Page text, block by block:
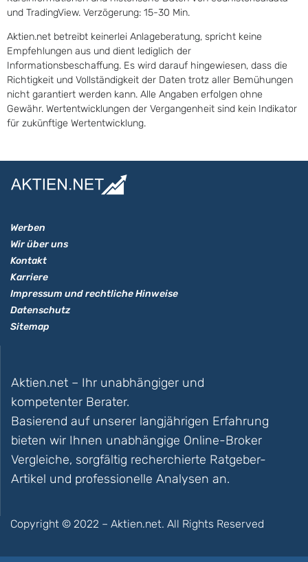
und TradingView. Verzögerung: 15-30 Min.
Aktien.net betreibt keinerlei Anlageberatung, spricht keine
Empfehlungen aus und dient lediglich der
Informationsbeschaffung. Es wird darauf hingewiesen, dass die
Richtigkeit und Vollständigkeit der Daten trotz aller Bemühungen
nicht garantiert werden kann. Alle Angaben erfolgen ohne
Gewähr. Wertentwicklungen der Vergangenheit sind kein Indikator
für zukünftige Wertentwicklung.
Werben
Wir über uns
Kontakt
Karriere
Impressum und rechtliche Hinweise
Datenschutz
Sitemap
Aktien.net – Ihr unabhängiger und
kompetenter Berater.
Basierend auf unserer langjährigen Erfahrung
bieten wir Ihnen unabhängige Online-Broker
Vergleiche, sorgfältig recherchierte Ratgeber-
Artikel und professionelle Analysen an.
Copyright © 2022 – Aktien.net. All Rights Reserved